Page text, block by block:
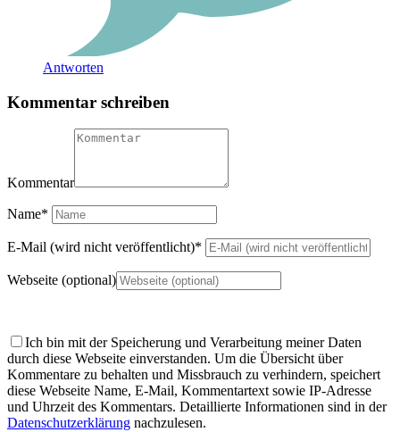
Antworten
Kommentar schreiben
Kommentar
Name*
E-Mail (wird nicht veröffentlicht)*
Webseite (optional)
Ich bin mit der Speicherung und Verarbeitung meiner Daten
durch diese Webseite einverstanden. Um die Übersicht über
Kommentare zu behalten und Missbrauch zu verhindern, speichert
diese Webseite Name, E-Mail, Kommentartext sowie IP-Adresse
und Uhrzeit des Kommentars. Detaillierte Informationen sind in der
Datenschutzerklärung nachzulesen.